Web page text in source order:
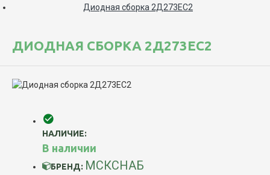
Диодная сборка 2Д273ЕС2
ДИОДНАЯ СБОРКА 2Д273ЕС2
НАЛИЧИЕ:
В наличии
БРЕНД: МСКСНАБ